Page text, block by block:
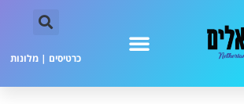
כרטיסים | מלונות